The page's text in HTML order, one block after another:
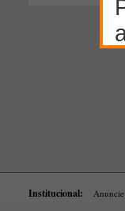
Institucional: Anuncie